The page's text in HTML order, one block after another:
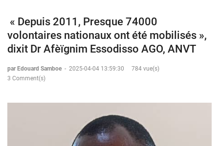
« Depuis 2011, Presque 74000
volontaires nationaux ont été mobilisés »,
dixit Dr Afèïgnim Essodisso AGO, ANVT
par Edouard Samboe - 2025-04-04 13:59:30
784 vue(s)
3 Comment(s)